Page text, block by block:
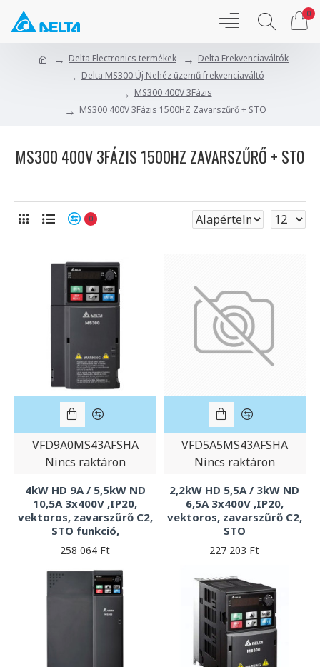
0
Delta Electronics termékek
Delta Frekvenciaváltók
Delta MS300 Új Nehéz üzemű frekvenciaváltó
MS300 400V 3Fázis
MS300 400V 3Fázis 1500HZ Zavarszűrő + STO
MS300 400V 3FÁZIS 1500HZ ZAVARSZŰRŐ + STO
0
VFD9A0MS43AFSHA
Nincs raktáron
4kW HD 9A / 5,5kW ND
10,5A 3x400V ,IP20,
vektoros, zavarszűrő C2,
STO funkció,
258 064 Ft
VFD5A5MS43AFSHA
Nincs raktáron
2,2kW HD 5,5A / 3kW ND
6,5A 3x400V ,IP20,
vektoros, zavarszűrő C2,
STO
227 203 Ft